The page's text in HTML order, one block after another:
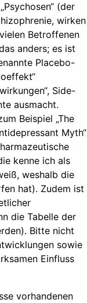
(der
wirken
Betroffenen
anders; es ist
Placebo-
Side-
ausmacht.
Beispiel „The
Myth“
kenne ich als
weshalb die
hat). Zudem ist
die Tabelle der
Bitte nicht
sowie
Einfluss
vorhandenen